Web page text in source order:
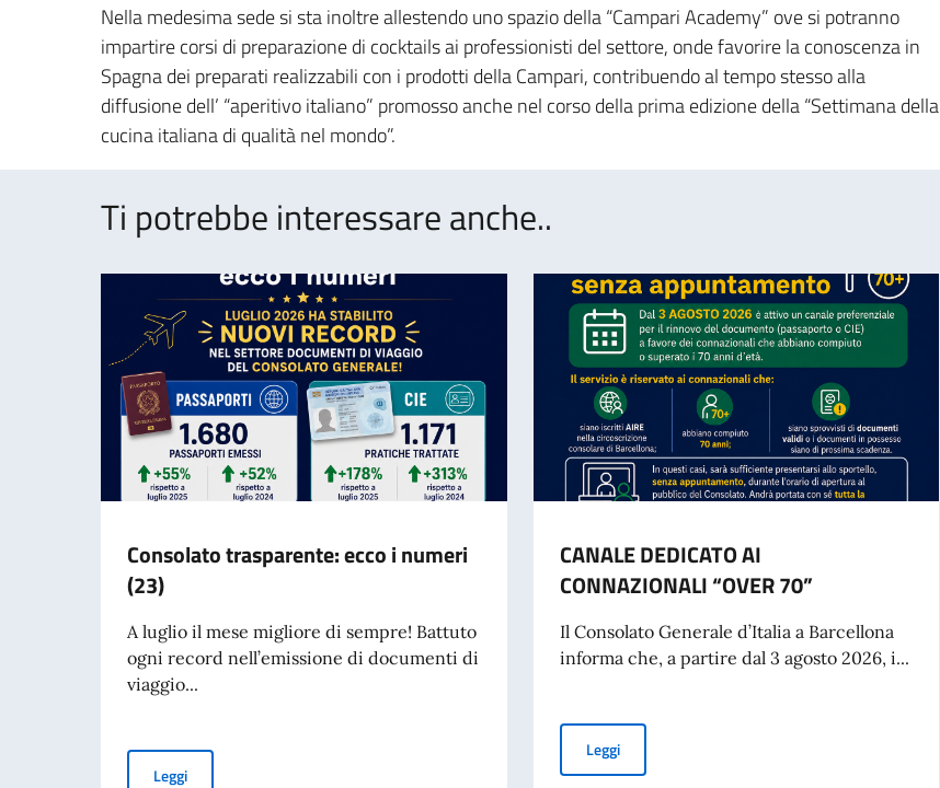
Nella medesima sede si sta inoltre allestendo uno spazio della “Campari Academy” ove si potranno
impartire corsi di preparazione di cocktails ai professionisti del settore, onde favorire la conoscenza in
Spagna dei preparati realizzabili con i prodotti della Campari, contribuendo al tempo stesso alla
diffusione dell’ “aperitivo italiano” promosso anche nel corso della prima edizione della “Settimana della
cucina italiana di qualità nel mondo”.
Ti potrebbe interessare anche..
Consolato trasparente: ecco i numeri
(23)
A luglio il mese migliore di sempre! Battuto
ogni record nell’emissione di documenti di
viaggio...
LeggiConsolato trasparente: ecco i numeri (23)
CANALE DEDICATO AI
CONNAZIONALI “OVER 70”
Il Consolato Generale d’Italia a Barcellona
informa che, a partire dal 3 agosto 2026, i...
LeggiCANALE DEDICATO AI CONNAZIONALI “OVER 70”